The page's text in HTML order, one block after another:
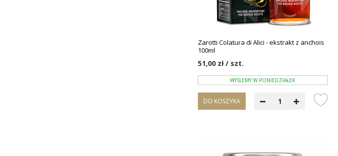
Zarotti Colatura di Alici - ekstrakt z anchois
100ml
51,00 zł / szt.
WYŚLEMY W PONIEDZIAŁEK
DO KOSZYKA